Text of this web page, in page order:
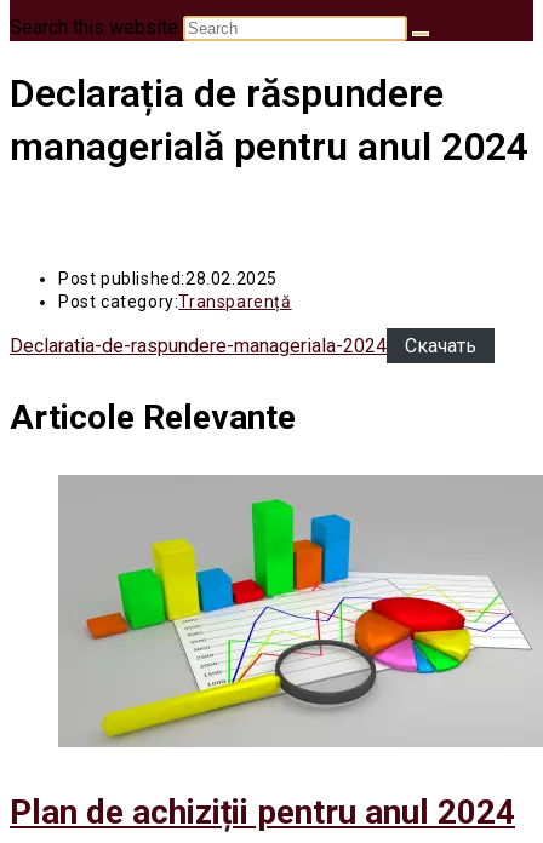
Search this website
Declarația de răspundere
managerială pentru anul 2024
Post published:28.02.2025
Post category:Transparență
Declaratia-de-raspundere-manageriala-2024 Скачать
Articole Relevante
Plan de achiziții pentru anul 2024